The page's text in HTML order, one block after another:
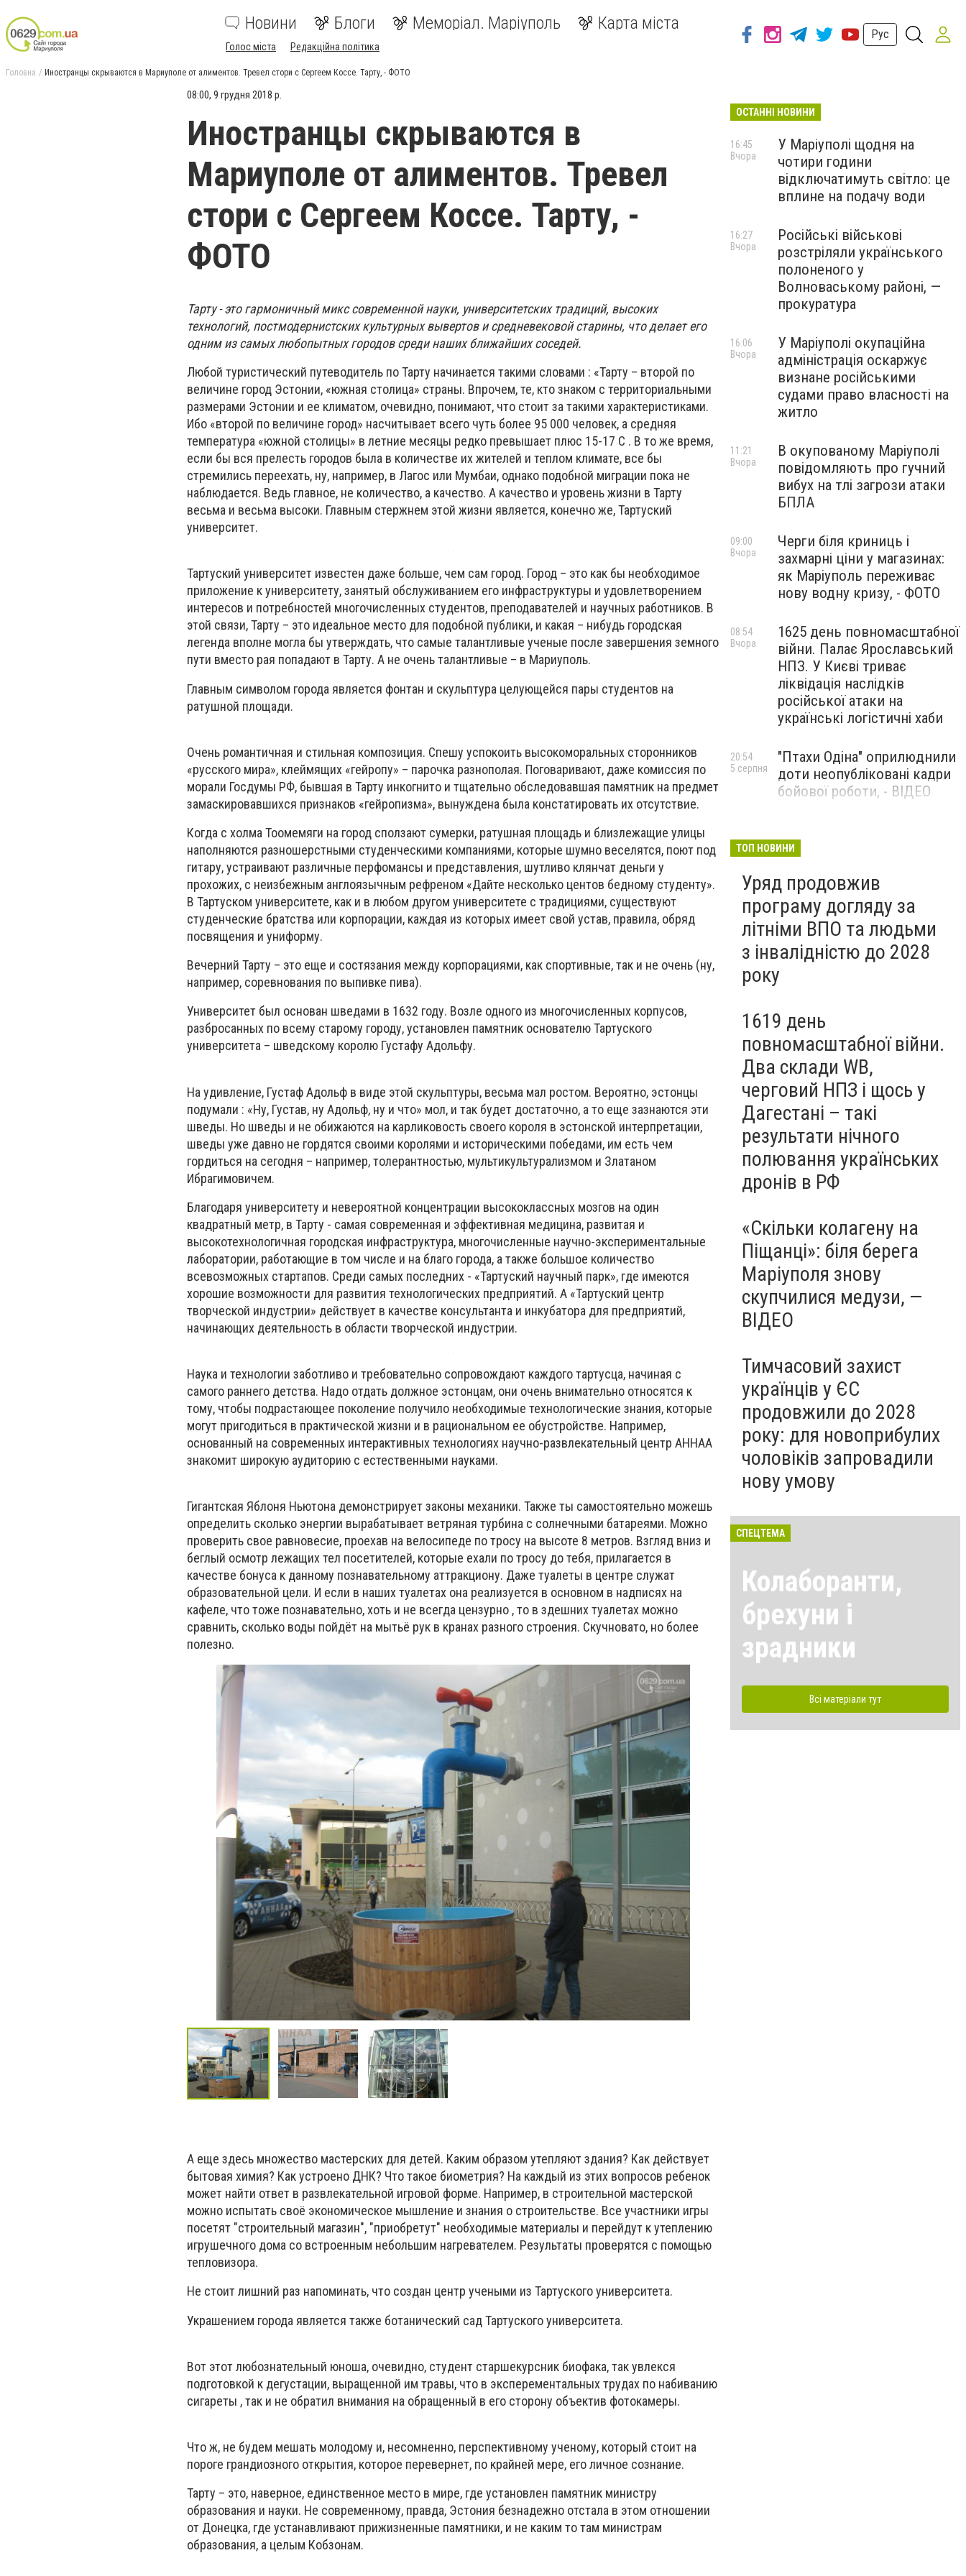
Новини Блоги Меморіал. Маріуполь Карта міста
Голос міста Редакційна політика
Рус
Головна Иностранцы скрываются в Мариуполе от алиментов. Тревел стори с Сергеем Коссе. Тарту, - ФОТО
08:00, 9 грудня 2018 р.
Иностранцы скрываются в
Мариуполе от алиментов. Тревел
стори с Сергеем Коссе. Тарту, -
ФОТО
Тарту - это гармоничный микс современной науки, университетских традиций, высоких
технологий, постмодернистских культурных вывертов и средневековой старины, что делает его
одним из самых любопытных городов среди наших ближайших соседей.
Любой туристический путеводитель по Тарту начинается такими словами : «Тарту – второй по
величине город Эстонии, «южная столица» страны. Впрочем, те, кто знаком с территориальными
размерами Эстонии и ее климатом, очевидно, понимают, что стоит за такими характеристиками.
Ибо «второй по величине город» насчитывает всего чуть более 95 000 человек, а средняя
температура «южной столицы» в летние месяцы редко превышает плюс 15-17 С . В то же время,
если бы вся прелесть городов была в количестве их жителей и теплом климате, все бы
стремились переехать, ну, например, в Лагос или Мумбаи, однако подобной миграции пока не
наблюдается. Ведь главное, не количество, а качество. А качество и уровень жизни в Тарту
весьма и весьма высоки. Главным стержнем этой жизни является, конечно же, Тартуский
университет.
Тартуский университет известен даже больше, чем сам город. Город – это как бы необходимое
приложение к университету, занятый обслуживанием его инфраструктуры и удовлетворением
интересов и потребностей многочисленных студентов, преподавателей и научных работников. В
этой связи, Тарту – это идеальное место для подобной публики, и какая – нибудь городская
легенда вполне могла бы утверждать, что самые талантливые ученые после завершения земного
пути вместо рая попадают в Тарту. А не очень талантливые – в Мариуполь.
Главным символом города является фонтан и скульптура целующейся пары студентов на
ратушной площади.
Очень романтичная и стильная композиция. Спешу успокоить высокоморальных сторонников
«русского мира», клеймящих «гейропу» – парочка разнополая. Поговаривают, даже комиссия по
морали Госдумы РФ, бывшая в Тарту инкогнито и тщательно обследовавшая памятник на предмет
замаскировавшихся признаков «гейропизма», вынуждена была констатировать их отсутствие.
Когда с холма Тоомемяги на город сползают сумерки, ратушная площадь и близлежащие улицы
наполняются разношерстными студенческими компаниями, которые шумно веселятся, поют под
гитару, устраивают различные перфомансы и представления, шутливо клянчат деньги у
прохожих, с неизбежным англоязычным рефреном «Дайте несколько центов бедному студенту».
В Тартуском университете, как и в любом другом университете с традициями, существуют
студенческие братства или корпорации, каждая из которых имеет свой устав, правила, обряд
посвящения и униформу.
Вечерний Тарту – это еще и состязания между корпорациями, как спортивные, так и не очень (ну,
например, соревнования по выпивке пива).
Университет был основан шведами в 1632 году. Возле одного из многочисленных корпусов,
разбросанных по всему старому городу, установлен памятник основателю Тартуского
университета – шведскому королю Густафу Адольфу.
На удивление, Густаф Адольф в виде этой скульптуры, весьма мал ростом. Вероятно, эстонцы
подумали : «Ну, Густав, ну Адольф, ну и что» мол, и так будет достаточно, а то еще зазнаются эти
шведы. Но шведы и не обижаются на карликовость своего короля в эстонской интерпретации,
шведы уже давно не гордятся своими королями и историческими победами, им есть чем
гордиться на сегодня – например, толерантностью, мультикультурализмом и Златаном
Ибрагимовичем.
Благодаря университету и невероятной концентрации высококлассных мозгов на один
квадратный метр, в Тарту - самая современная и эффективная медицина, развитая и
высокотехнологичная городская инфраструктура, многочисленные научно-экспериментальные
лаборатории, работающие в том числе и на благо города, а также большое количество
всевозможных стартапов. Среди самых последних - «Тартуский научный парк», где имеются
хорошие возможности для развития технологических предприятий. А «Тартуский центр
творческой индустрии» действует в качестве консультанта и инкубатора для предприятий,
начинающих деятельность в области творческой индустрии.
Наука и технологии заботливо и требовательно сопровождают каждого тартусца, начиная с
самого раннего детства. Надо отдать должное эстонцам, они очень внимательно относятся к
тому, чтобы подрастающее поколение получило необходимые технологические знания, которые
могут пригодиться в практической жизни и в рациональном ее обустройстве. Например,
основанный на современных интерактивных технологиях научно-развлекательный центр АHHAA
знакомит широкую аудиторию с естественными науками.
Гигантская Яблоня Ньютона демонстрирует законы механики. Также ты самостоятельно можешь
определить сколько энергии вырабатывает ветряная турбина с солнечными батареями. Можно
проверить свое равновесие, проехав на велосипеде по тросу на высоте 8 метров. Взгляд вниз и
беглый осмотр лежащих тел посетителей, которые ехали по тросу до тебя, прилагается в
качестве бонуса к данному познавательному аттракциону. Даже туалеты в центре служат
образовательной цели. И если в наших туалетах она реализуется в основном в надписях на
кафеле, что тоже познавательно, хоть и не всегда цензурно , то в здешних туалетах можно
сравнить, сколько воды пойдёт на мытьё рук в кранах разного строения. Скучновато, но более
полезно.
А еще здесь множество мастерских для детей. Каким образом утепляют здания? Как действует
бытовая химия? Как устроено ДНК? Что такое биометрия? На каждый из этих вопросов ребенок
может найти ответ в развлекательной игровой форме. Например, в строительной мастерской
можно испытать своё экономическое мышление и знания о строительстве. Все участники игры
посетят "строительный магазин", "приобретут" необходимые материалы и перейдут к утеплению
игрушечного дома со встроенным небольшим нагревателем. Результаты проверятся с помощью
тепловизора.
Не стоит лишний раз напоминать, что создан центр учеными из Тартуского университета.
Украшением города является также ботанический сад Тартуского университета.
Вот этот любознательный юноша, очевидно, студент старшекурсник биофака, так увлекся
подготовкой к дегустации, выращенной им травы, что в эксперементальных трудах по набиванию
сигареты , так и не обратил внимания на обращенный в его сторону объектив фотокамеры.
Что ж, не будем мешать молодому и, несомненно, перспективному ученому, который стоит на
пороге грандиозного открытия, которое перевернет, по крайней мере, его личное сознание.
Тарту – это, наверное, единственное место в мире, где установлен памятник министру
образования и науки. Не современному, правда, Эстония безнадежно отстала в этом отношении
от Донецка, где устанавливают прижизненные памятники, и не каким то там министрам
образования, а целым Кобзонам.
ОСТАННІ НОВИНИ
У Маріуполі щодня на
чотири години
відключатимуть світло: це
вплине на подачу води
16:45
Вчора
Російські військові
розстріляли українського
полоненого у
Волноваському районі, —
прокуратура
16:27
Вчора
У Маріуполі окупаційна
адміністрація оскаржує
визнане російськими
судами право власності на
житло
16:06
Вчора
В окупованому Маріуполі
повідомляють про гучний
вибух на тлі загрози атаки
БПЛА
11:21
Вчора
Черги біля криниць і
захмарні ціни у магазинах:
як Маріуполь переживає
нову водну кризу, - ФОТО
09:00
Вчора
1625 день повномасштабної
війни. Палає Ярославський
НПЗ. У Києві триває
ліквідація наслідків
російської атаки на
українські логістичні хаби
08:54
Вчора
"Птахи Одіна" оприлюднили
доти неопубліковані кадри
бойової роботи, - ВІДЕО
20:54
5 серпня
Бєдняков зіграє тата
новому українському
фільмі, - ФОТО
5 серпня
ТОП НОВИНИ
Уряд продовжив
програму догляду за
літніми ВПО та людьми
з інвалідністю до 2028
року
1619 день
повномасштабної війни.
Два склади WB,
черговий НПЗ і щось у
Дагестані – такі
результати нічного
полювання українських
дронів в РФ
«Скільки колагену на
Піщанці»: біля берега
Маріуполя знову
скупчилися медузи, —
ВІДЕО
Тимчасовий захист
українців у ЄС
продовжили до 2028
року: для новоприбулих
чоловіків запровадили
нову умову
СПЕЦТЕМА
Колаборанти,
брехуни і
зрадники
Всі матеріали тут